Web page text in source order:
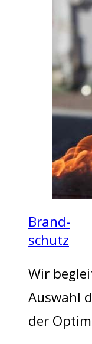
Brand-
schutz
Wir
Auswahl
der